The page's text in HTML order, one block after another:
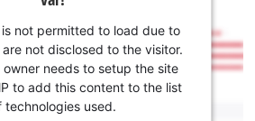
not permitted to load due to
not disclosed to the visitor.
needs to setup the site
to add this content to the list
technologies used.